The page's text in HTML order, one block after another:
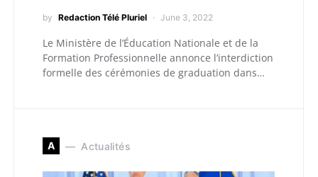
by Redaction Télé Pluriel June 3, 2022
Le Ministère de l’Éducation Nationale et de la
Formation Professionnelle annonce l’interdiction
formelle des cérémonies de graduation dans…
A Actualités